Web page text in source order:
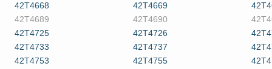
42T4668
42T4669
42T4689
42T4690
42T4725
42T4726
42T4733
42T4737
42T4753
42T4755